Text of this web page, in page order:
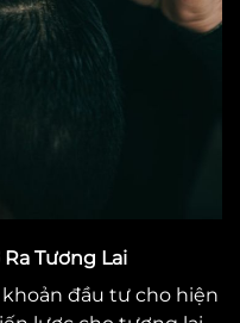
Ra Tương Lai
đầu tư cho hiện